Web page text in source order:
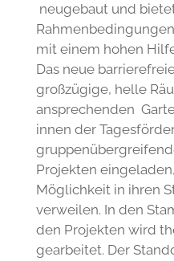
mit einem hohen
Das neue
großzügige, helle
ansprechenden
innen der
Projekten
Möglichkeit in ihren
verweilen. In den
den Projekten wird
gearbeitet. Der
eine eigene Turn-